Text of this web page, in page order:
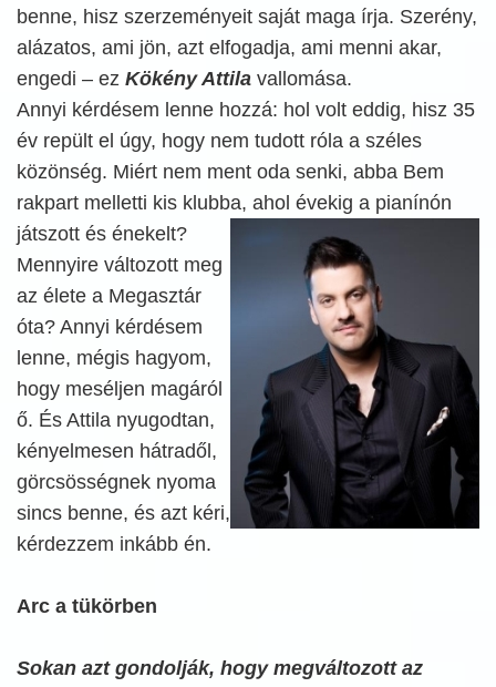
benne, hisz szerzeményeit saját maga írja. Szerény,
alázatos, ami jön, azt elfogadja, ami menni akar,
engedi – ez Kökény Attila vallomása.
Annyi kérdésem lenne hozzá: hol volt eddig, hisz 35
év repült el úgy, hogy nem tudott róla a széles
közönség. Miért nem ment oda senki, abba Bem
rakpart melletti kis klubba, ahol évekig a pianínón
játszott és énekelt?
Mennyire változott meg
az élete a Megasztár
óta? Annyi kérdésem
lenne, mégis hagyom,
hogy meséljen magáról
ő. És Attila nyugodtan,
kényelmesen hátradől,
görcsösségnek nyoma
sincs benne, és azt kéri,
kérdezzem inkább én.
Arc a tükörben
Sokan azt gondolják, hogy megváltozott az